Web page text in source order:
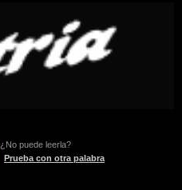
¿No puede leerla?
Prueba con otra palabra